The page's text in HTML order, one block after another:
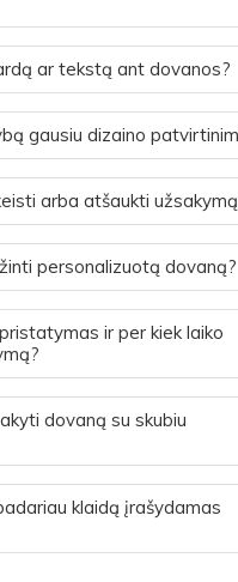
ar tekstą ant dovanos?
gausiu dizaino
arba atšaukti
personalizuotą dovaną?
ir per kiek laiko
dovaną su skubiu
klaidą įrašydamas